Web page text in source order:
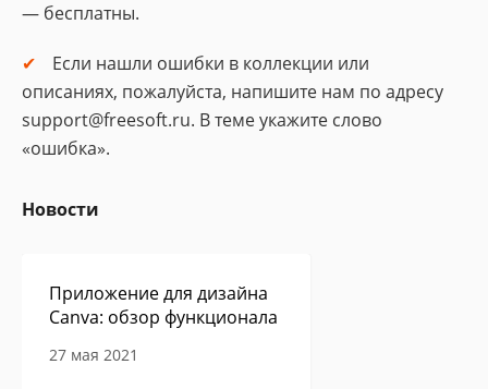
— бесплатны.
Если нашли ошибки в коллекции или
описаниях, пожалуйста, напишите нам по адресу
support@freesoft.ru. В теме укажите слово
«ошибка».
Новости
Приложение для дизайна
Canva: обзор функционала
27 мая 2021